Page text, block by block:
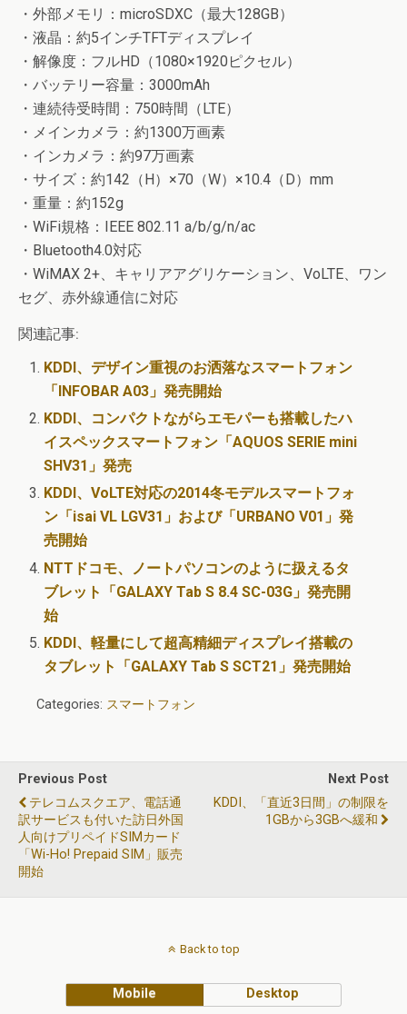
・外部メモリ：microSDXC（最大128GB）
・液晶：約5インチTFTディスプレイ
・解像度：フルHD（1080×1920ピクセル）
・バッテリー容量：3000mAh
・連続待受時間：750時間（LTE）
・メインカメラ：約1300万画素
・インカメラ：約97万画素
・サイズ：約142（H）×70（W）×10.4（D）mm
・重量：約152g
・WiFi規格：IEEE 802.11 a/b/g/n/ac
・Bluetooth4.0対応
・WiMAX 2+、キャリアアグリケーション、VoLTE、ワン
セグ、赤外線通信に対応
関連記事:
KDDI、デザイン重視のお洒落なスマートフォン
「INFOBAR A03」発売開始
KDDI、コンパクトながらエモパーも搭載したハ
イスペックスマートフォン「AQUOS SERIE mini
SHV31」発売
KDDI、VoLTE対応の2014冬モデルスマートフォ
ン「isai VL LGV31」および「URBANO V01」発
売開始
NTTドコモ、ノートパソコンのように扱えるタ
ブレット「GALAXY Tab S 8.4 SC-03G」発売開
始
KDDI、軽量にして超高精細ディスプレイ搭載の
タブレット「GALAXY Tab S SCT21」発売開始
Categories: スマートフォン
Previous Post
テレコムスクエア、電話通
訳サービスも付いた訪日外国
人向けプリペイドSIMカード
「Wi-Ho! Prepaid SIM」販売
開始
Next Post
KDDI、「直近3日間」の制限を
1GBから3GBへ緩和
Back to top
Mobile Desktop